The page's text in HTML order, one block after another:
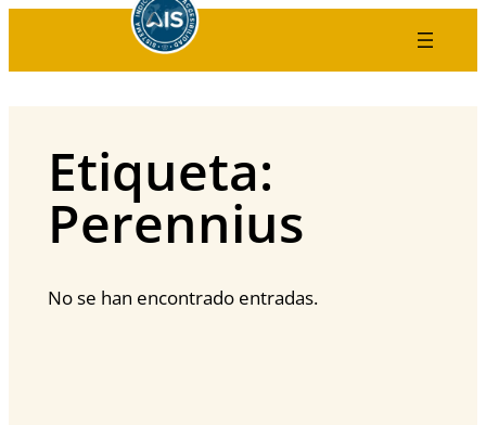
contenido
Etiqueta:
Perennius
No se han encontrado entradas.